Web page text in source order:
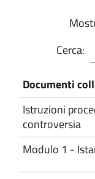
Cerca:
Documenti
Istruzioni
controversia
Modulo 1 -